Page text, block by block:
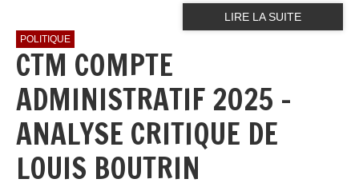
LIRE LA SUITE
POLITIQUE
CTM COMPTE
ADMINISTRATIF 2025 -
ANALYSE CRITIQUE DE
LOUIS BOUTRIN